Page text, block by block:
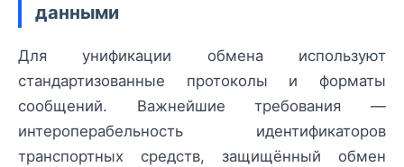
данными
Для унификации обмена используют
стандартизованные протоколы и форматы
сообщений. Важнейшие требования —
интероперабельность идентификаторов
транспортных средств, защищённый обмен